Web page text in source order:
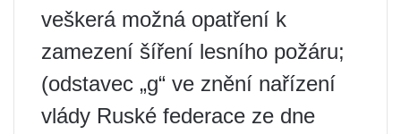
veškerá možná opatření k
zamezení šíření lesního požáru;
(odstavec „g“ ve znění nařízení
vlády Ruské federace ze dne